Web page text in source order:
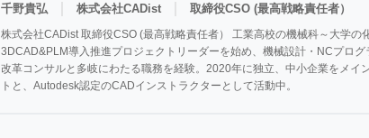
千野貴弘 株式会社CADist 取締役CSO (最高戦略責任者）
株式会社CADist 取締役CSO (最高戦略責任者） 工業高校の機械科～大学の
3DCAD&PLM導入推進プロジェクトリーダーを始め、機械設計・NCプロ
改革コンサルと多岐にわたる職務を経験。2020年に独立、中小企業をメ
トと、Autodesk認定のCADインストラクターとして活動中。